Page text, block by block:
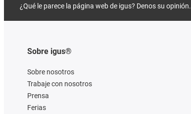
¿Qué le parece la página web de igus? Denos su opinión.
Sobre igus®
Sobre nosotros
Trabaje con nosotros
Prensa
Ferias